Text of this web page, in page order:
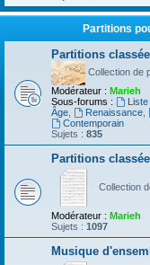
Partitions
Partitions
Collection de
Modérateur : Marieh
Sous-forums :
Âge
Renaissance,
Contemporain
Sujets : 835
Partitions
Collection
Modérateur : Marieh
Sujets : 1097
Musique